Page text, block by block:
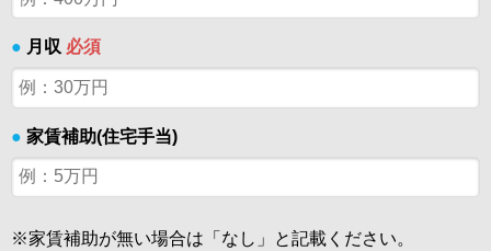
● 月収 必須
● 家賃補助(住宅手当)
※家賃補助が無い場合は「なし」と記載ください。